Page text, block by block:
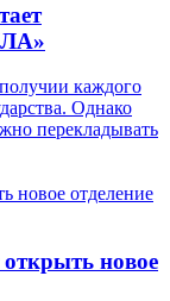
каждого
Однако
перекладывать
новое